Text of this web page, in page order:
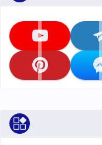
تابعنا على telegram تابعنا على youtube
تابعنا على messenger تابعنا على pinterest